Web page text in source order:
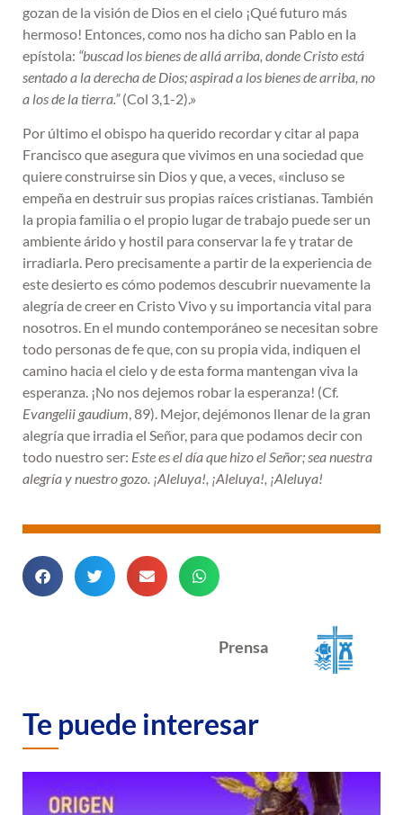
gozan de la visión de Dios en el cielo ¡Qué futuro más
hermoso! Entonces, como nos ha dicho san Pablo en la
epístola: “buscad los bienes de allá arriba, donde Cristo está
sentado a la derecha de Dios; aspirad a los bienes de arriba, no
a los de la tierra.”(Col 3,1-2).»
Por último el obispo ha querido recordar y citar al papa
Francisco que asegura que vivimos en una sociedad que
quiere construirse sin Dios y que, a veces, «incluso se
empeña en destruir sus propias raíces cristianas. También
la propia familia o el propio lugar de trabajo puede ser un
ambiente árido y hostil para conservar la fe y tratar de
irradiarla. Pero precisamente a partir de la experiencia de
este desierto es cómo podemos descubrir nuevamente la
alegría de creer en Cristo Vivo y su importancia vital para
nosotros. En el mundo contemporáneo se necesitan sobre
todo personas de fe que, con su propia vida, indiquen el
camino hacia el cielo y de esta forma mantengan viva la
esperanza. ¡No nos dejemos robar la esperanza! (Cf.
Evangelii gaudium, 89). Mejor, dejémonos llenar de la gran
alegría que irradia el Señor, para que podamos decir con
todo nuestro ser: Este es el día que hizo el Señor; sea nuestra
alegría y nuestro gozo. ¡Aleluya!, ¡Aleluya!, ¡Aleluya!
Prensa
Te puede interesar